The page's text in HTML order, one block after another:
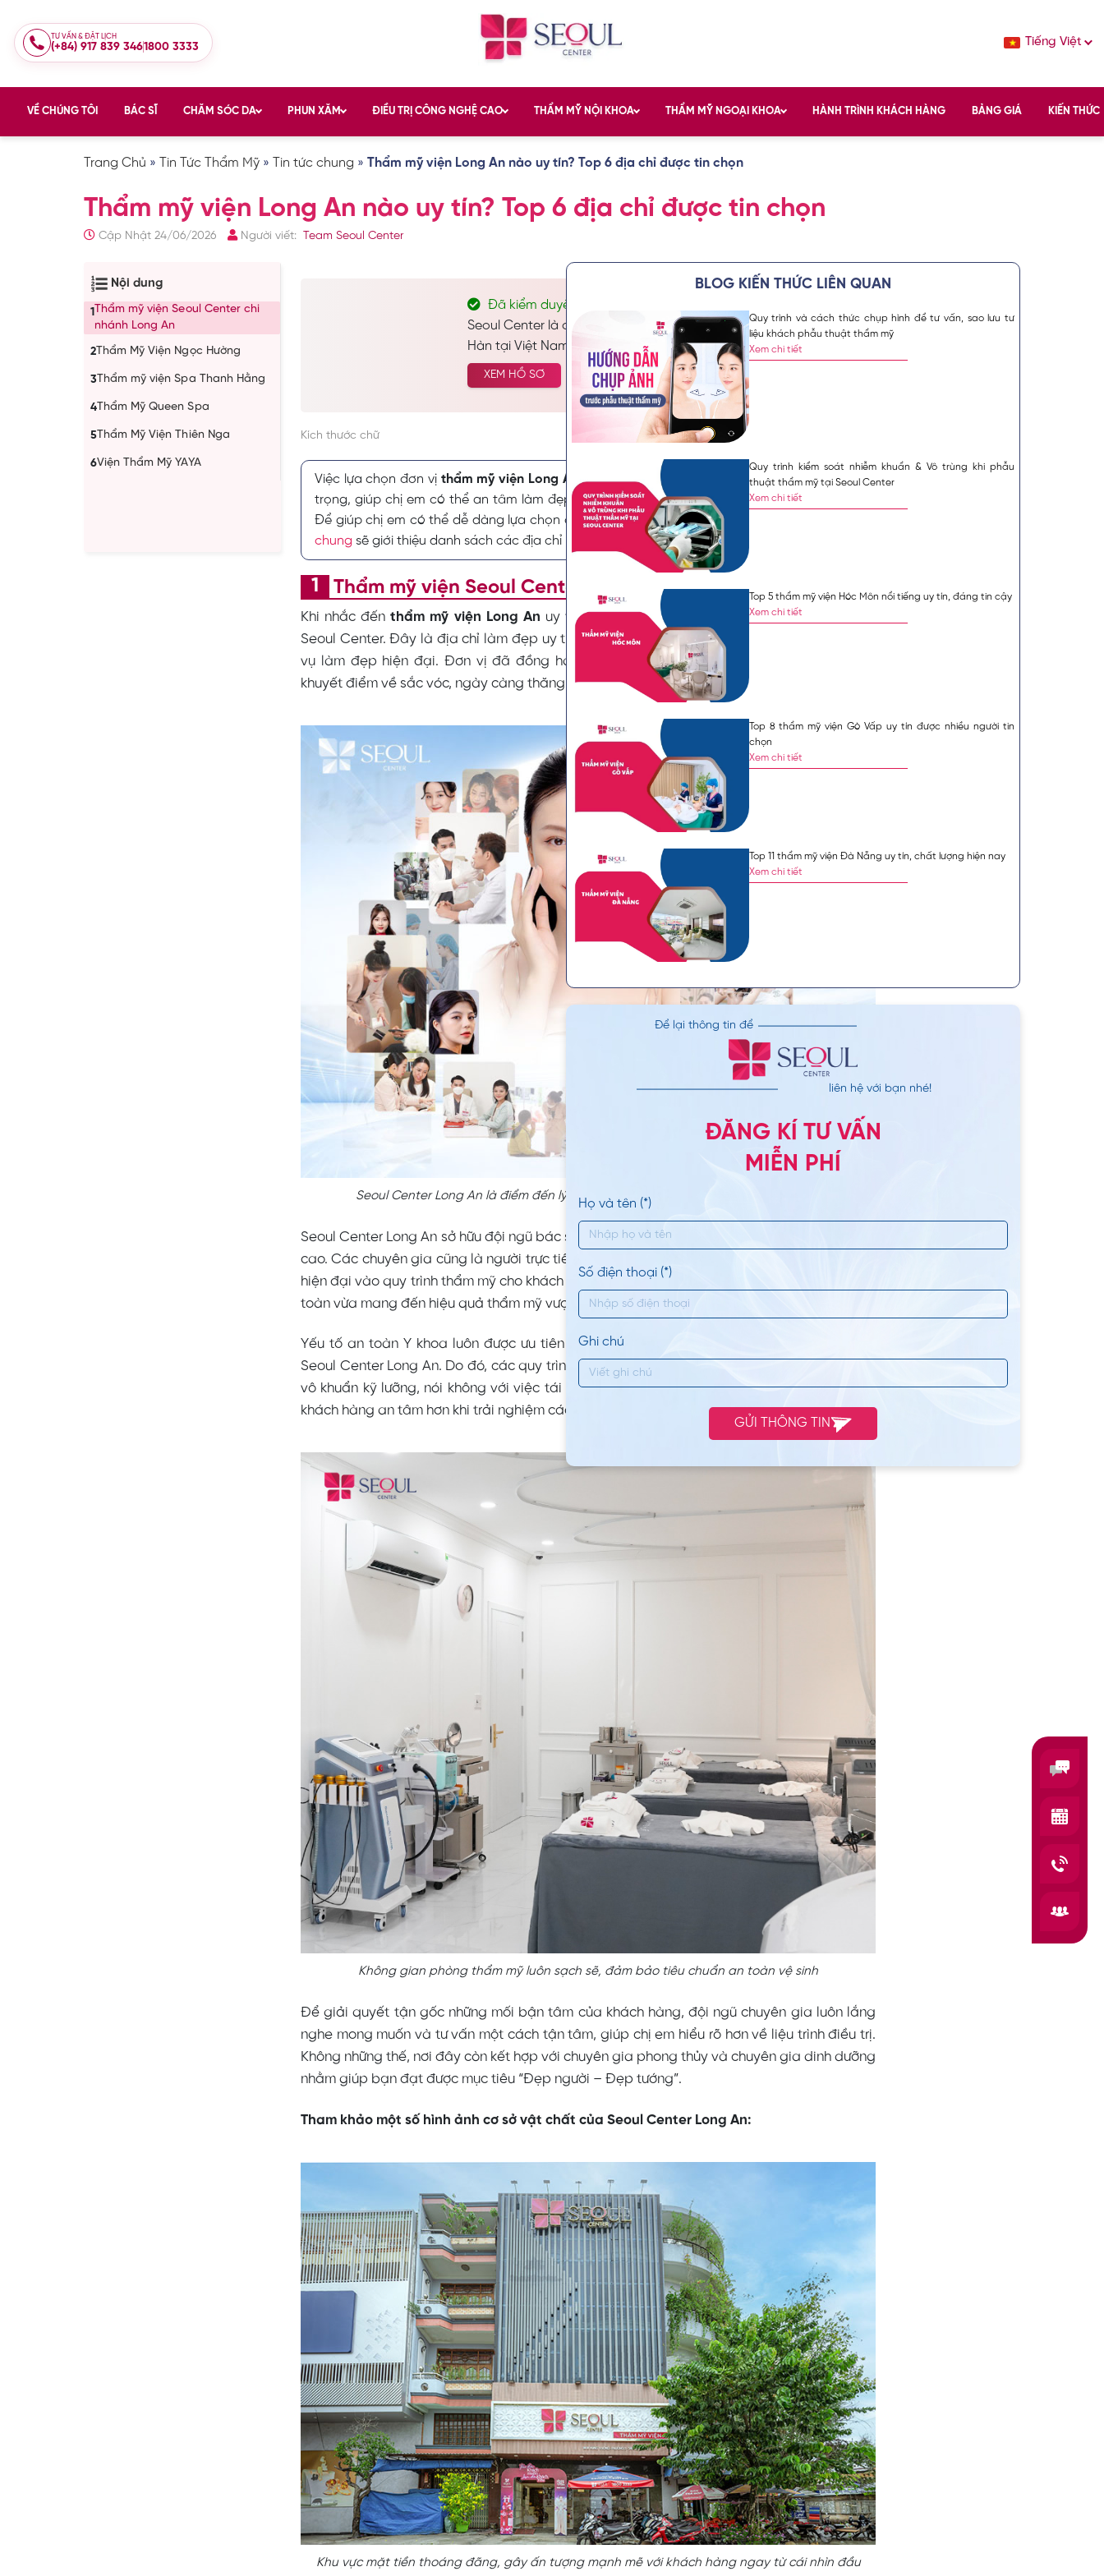
TƯ VẤN & ĐẶT LỊCH
(+84) 917 839 3461800 3333 Tiếng Việt
VỀ CHÚNG TÔI BÁC SĨ CHĂM SÓC DA PHUN XĂM ĐIỀU TRỊ CÔNG NGHỆ CAO THẨM MỸ NỘI KHOA THẨM MỸ NGOẠI KHOA HÀNH TRÌNH KHÁCH HÀNG BẢNG GIÁ KIẾN THỨC
Trang Chủ » Tin Tức Thẩm Mỹ » Tin tức chung » Thẩm mỹ viện Long An nào uy tín? Top 6 địa chỉ được tin chọn
Thẩm mỹ viện Long An nào uy tín? Top 6 địa chỉ được tin chọn
Cập Nhật 24/06/2026 Người viết: Team Seoul Center
Nội dung
1Thẩm mỹ viện Seoul Center chi
nhánh Long An
2Thẩm Mỹ Viện Ngọc Hường
3Thẩm mỹ viện Spa Thanh Hằng
4Thẩm Mỹ Queen Spa
5Thẩm Mỹ Viện Thiên Nga
6Viện Thẩm Mỹ YAYA
Đã kiểm duyệt nội dung
Seoul Center là địa chỉ thẩm mỹ và chăm sóc sắc đẹp chuẩn
Hàn tại Việt Nam. Chuyên thực hiện các dịch vụ spa làm đẹp,
chăm sóc da công nghệ cao… Được nhiều khách hàng tin
tưởng và lựa chọn cải thiện vẻ đẹp tự nhiên.
XEM HỒ SƠ
Kích thước chữ
Việc lựa chọn đơn vị thẩm mỹ viện Long An
uy tín, đảm bảo chất lượng đóng vai trò quan
trọng, giúp chị em có thể an tâm làm đẹp mà không lo các phát sinh không mong muốn.
Để giúp chị em có thể dễ dàng lựa chọn được một đơn vị làm đẹp đáng tin cậy thì
chung sẽ giới thiệu danh sách các địa chỉ nổi tiếng trong bài viết dưới đây.
Thẩm mỹ viện Seoul Center chi nhánh Long An
Khi nhắc đếnthẩm mỹ viện Long An uy tín, nhiều tín đồ làm đẹp nghỉ ngay đến cái tên
Seoul Center. Đây là địa chỉ làm đẹp uy tín, sở hữu nhiều bác sĩ giỏi và cung cấp các dịch
vụ làm đẹp hiện đại. Đơn vị đã đồng hành giúp hàng ngàn tín đồ làm đẹp khắc phục
khuyết điểm về sắc vóc, ngày càng thăng hạng trở nên xinh đẹp hơn.
Seoul Center Long An là điểm đến lý tưởng cho những ai muốn tái tạo nhan sắc
Seoul Center Long An sở hữu đội ngũ bác sĩ và chuyên gia thẩm mỹ có trình độ chuyên môn
cao. Các chuyên gia cũng là người trực tiếp nghiên cứu, ứng dụng các công nghệ thẩm mỹ
hiện đại vào quy trình thẩm mỹ cho khách hàng. Các công nghệ hiện đại của đơn vị vừa an
toàn vừa mang đến hiệu quả thẩm mỹ vượt trội.
Yếu tố an toàn Y khoa luôn được ưu tiên được đánh giá cao trong quy trình làm đẹp tại
Seoul Center Long An. Do đó, các quy trình làm đẹp luôn đảm bảo vệ sinh, phòng ốc được
vô khuẩn kỹ lưỡng, nói không với việc tái sử dụng các vật dụng thẩm mỹ,…Điều này giúp
khách hàng an tâm hơn khi trải nghiệm các dịch vụ tại đây.
Không gian phòng thẩm mỹ luôn sạch sẽ, đảm bảo tiêu chuẩn an toàn vệ sinh
Để giải quyết tận gốc những mối bận tâm của khách hàng, đội ngũ chuyên gia luôn lắng
nghe mong muốn và tư vấn một cách tận tâm, giúp chị em hiểu rõ hơn về liệu trình điều trị.
Không những thế, nơi đây còn kết hợp với chuyên gia phong thủy và chuyên gia dinh dưỡng
nhằm giúp bạn đạt được mục tiêu “Đẹp người – Đẹp tướng”.
Tham khảo một số hình ảnh cơ sở vật chất của Seoul Center Long An:
Khu vực mặt tiền thoáng đãng, gây ấn tượng mạnh mẽ với khách hàng ngay từ cái nhìn đầu
BLOG KIẾN THỨC LIÊN QUAN
Quy trình và cách thức chụp hình để tư vấn, sao lưu tư
liệu khách phẫu thuật thẩm mỹ
Xem chi tiết
Quy trình kiểm soát nhiễm khuẩn & Vô trùng khi phẫu
thuật thẩm mỹ tại Seoul Center
Xem chi tiết
Top 5 thẩm mỹ viện Hóc Môn nổi tiếng uy tín, đáng tin cậy
Xem chi tiết
Top 8 thẩm mỹ viện Gò Vấp uy tín được nhiều người tin
chọn
Xem chi tiết
Top 11 thẩm mỹ viện Đà Nẵng uy tín, chất lượng hiện nay
Xem chi tiết
Để lại thông tin để
liên hệ với bạn nhé!
ĐĂNG KÍ TƯ VẤN
MIỄN PHÍ
Họ và tên (*)
Số điện thoại (*)
Ghi chú
GỬI THÔNG TIN